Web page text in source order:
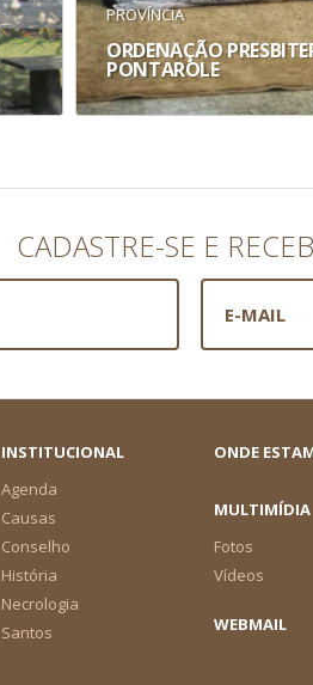
PROVÍNCIA
ORDENAÇÃO
PONTAROLE
CADASTRE-SE E
INSTITUCIONAL
Agenda
Causas
Conselho
História
Necrologia
Santos
ONDE
MULTIMÍDIA
Fotos
Vídeos
WEBMAIL